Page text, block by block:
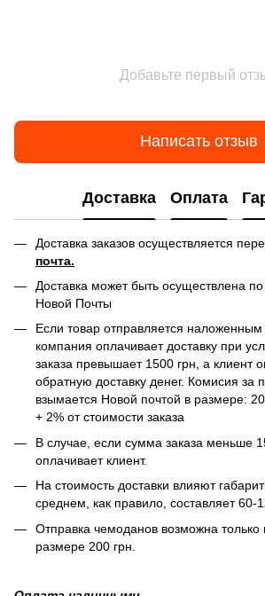
Добавьте первый
Написать отзыв
Доставка Оплата
Доставка заказов осуществляется
почта.
Доставка может быть осуществлена
Новой Почты
Если товар отправляется
компания оплачивает доставку при
заказа превышает 1500 грн, а клиент
обратную доставку денег. Комисия за
взымается Новой почтой в размере:
+ 2% от стоимости заказа
В случае, если сумма заказа меньше
оплачивает клиент.
На стоимость доставки влияют
среднем, как правило, составляет 60-
Отправка чемоданов возможна
размере 200 грн.